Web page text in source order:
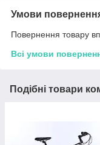
Умови
Повернення товару
Всі умови
Подібні товари